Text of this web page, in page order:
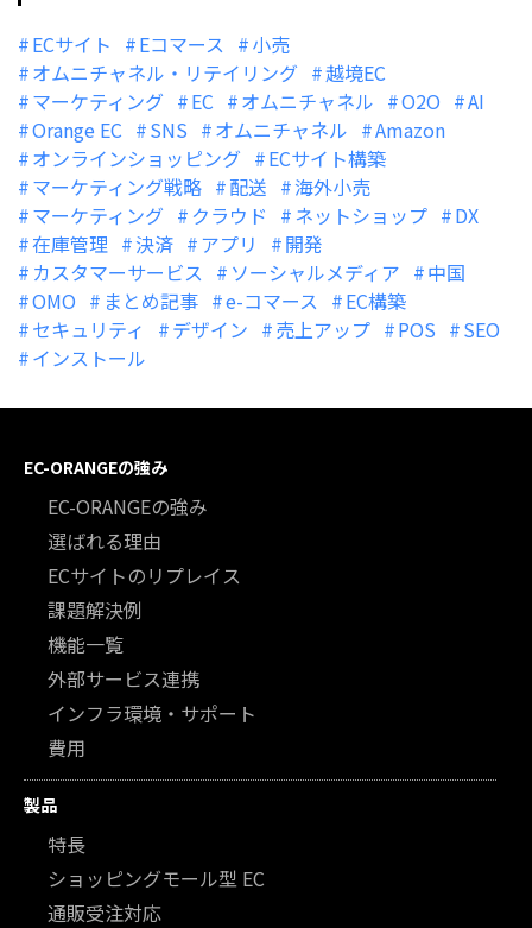
ECサイト Eコマース
小売
オムニチャネル・リテイリング
越境EC
マーケティング
EC オムニチャネル O2O
AI
Orange EC
SNS オムニチャネル
Amazon
オンラインショッピング
ECサイト構築
マーケティング戦略
配送
海外小売
マーケティング
クラウド ネットショップ
DX
在庫管理
決済 アプリ
開発
カスタマーサービス
ソーシャルメディア
中国
OMO
まとめ記事 e-コマース
EC構築
セキュリティ
デザイン 売上アップ POS
SEO
インストール
EC-ORANGEの強み
EC-ORANGEの強み
選ばれる理由
ECサイトのリプレイス
課題解決例
機能一覧
外部サービス連携
インフラ環境・サポート
費用
製品
特長
ショッピングモール型 EC
通販受注対応